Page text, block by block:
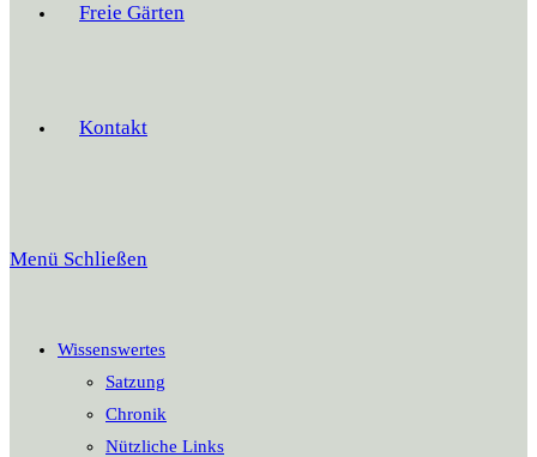
Freie Gärten
Kontakt
Menü Schließen
Wissenswertes
Satzung
Chronik
Nützliche Links